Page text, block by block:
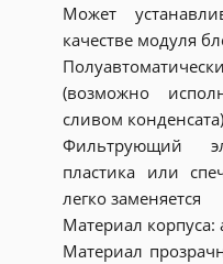
Может
качестве модуля
(возможно
сливом конденсата)
Фильтрующий
пластика или
легко заменяется
Материал
Материал